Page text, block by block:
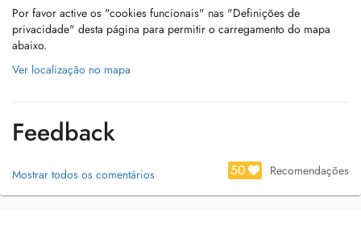
Por favor active os "cookies funcionais" nas "Definições de
privacidade" desta página para permitir o carregamento do mapa
abaixo.
Ver localização no mapa
Feedback
Mostrar todos os comentários 50 Recomendações